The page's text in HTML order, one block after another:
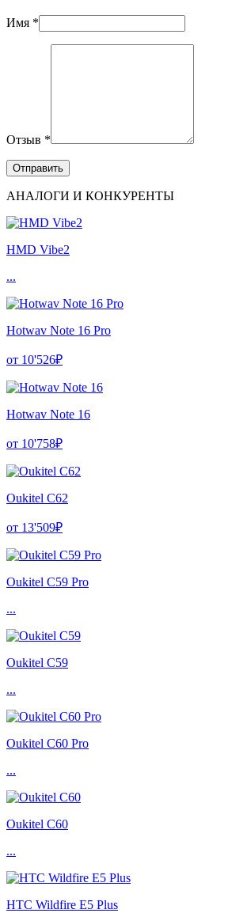
Имя *
Отзыв *
АНАЛОГИ И КОНКУРЕНТЫ
HMD Vibe2
...
Hotwav Note 16 Pro
от 10'526₽
Hotwav Note 16
от 10'758₽
Oukitel C62
от 13'509₽
Oukitel C59 Pro
...
Oukitel C59
...
Oukitel C60 Pro
...
Oukitel C60
...
HTC Wildfire E5 Plus